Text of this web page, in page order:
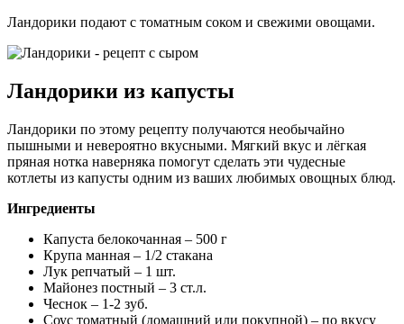
Ландорики подают с томатным соком и свежими овощами.
Ландорики из капусты
Ландорики по этому рецепту получаются необычайно
пышными и невероятно вкусными. Мягкий вкус и лёгкая
пряная нотка наверняка помогут сделать эти чудесные
котлеты из капусты одним из ваших любимых овощных блюд.
Ингредиенты
Капуста белокочанная – 500 г
Крупа манная – 1/2 стакана
Лук репчатый – 1 шт.
Майонез постный – 3 ст.л.
Чеснок – 1-2 зуб.
Соус томатный (домашний или покупной) – по вкусу